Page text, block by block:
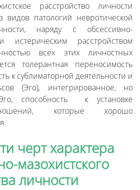
расстройство личности
видов патологий невротической
наряду с обсессивно-
истерическим расстройством
всех этих личностных
толерантная переносимость
к сублиматорной деятельности и
(Эго), интегрированное, но
способность к установке
которые хорошо
черт характера
мазохистского
личности